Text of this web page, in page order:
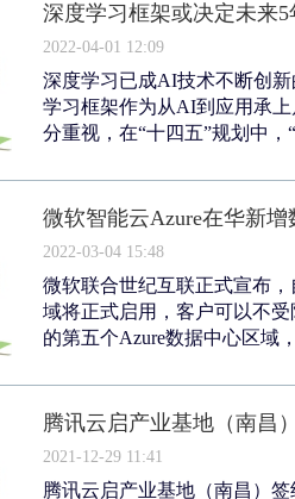
深度学习框架或决定未来
2022-04-01 12:09
深度学习已成AI技术不断创
学习框架作为从AI到应用承
分重视，在“十四五”规划中，
微软智能云Azure在华新
2022-03-04 15:48
微软联合世纪互联正式宣布
域将正式启用，客户可以不
的第五个Azure数据中心区域
腾讯云启产业基地（南昌
2021-12-29 11:41
腾讯云启产业基地（南昌）